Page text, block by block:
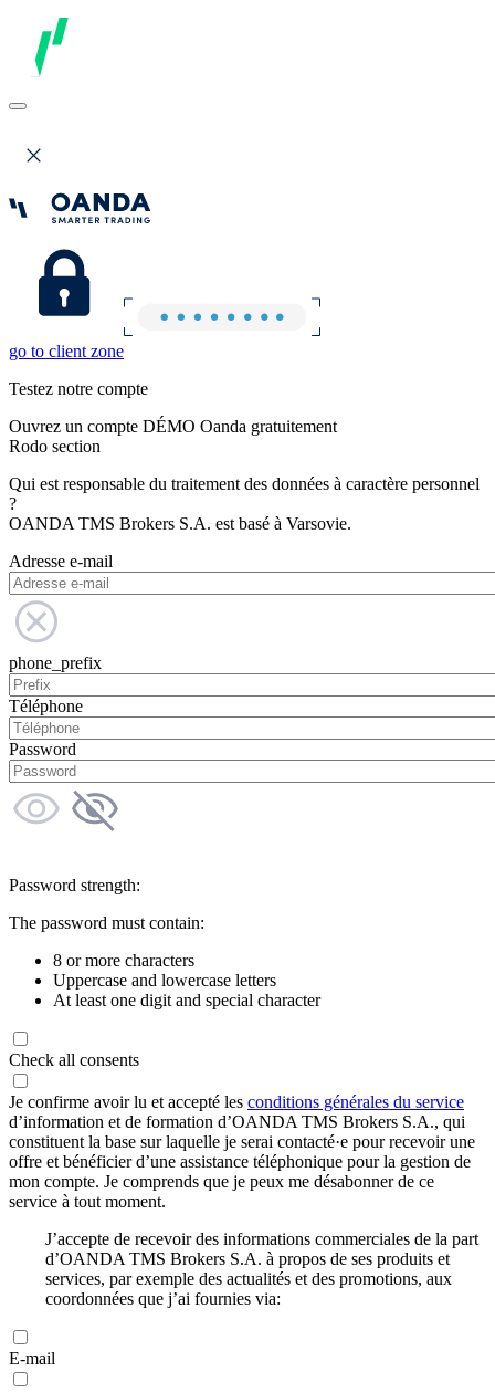
go to client zone
Testez notre compte
Ouvrez un compte DÉMO Oanda gratuitement
Rodo section
Qui est responsable du traitement des données à caractère personnel
?
OANDA TMS Brokers S.A. est basé à Varsovie.
Adresse e-mail
phone_prefix
Téléphone
Password
Password strength:
The password must contain:
8 or more characters
Uppercase and lowercase letters
At least one digit and special character
Check all consents
Je confirme avoir lu et accepté les conditions générales du service
d’information et de formation d’OANDA TMS Brokers S.A., qui
constituent la base sur laquelle je serai contacté·e pour recevoir une
offre et bénéficier d’une assistance téléphonique pour la gestion de
mon compte. Je comprends que je peux me désabonner de ce
service à tout moment.
J’accepte de recevoir des informations commerciales de la part
d’OANDA TMS Brokers S.A. à propos de ses produits et
services, par exemple des actualités et des promotions, aux
coordonnées que j’ai fournies via:
E-mail